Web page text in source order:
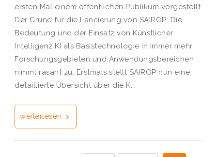
ersten Mal einem öffentlichen Publikum vorgestellt.
Der Grund für die Lancierung von SAIROP: Die
Bedeutung und der Einsatz von Künstlicher
Intelligenz KI als Basistechnologie in immer mehr
Forschungsgebieten und Anwendungsbereichen
nimmt rasant zu. Erstmals stellt SAIROP nun eine
detaillierte Übersicht über die K...
weiterlesen